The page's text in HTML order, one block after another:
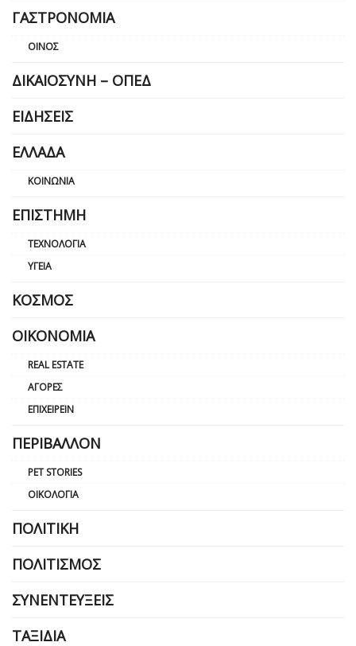
ΓΑΣΤΡΟΝΟΜΊΑ
ΟΊΝΟΣ
ΔΙΚΑΙΟΣΎΝΗ – ΟΠΕΔ
ΕΙΔΉΣΕΙΣ
ΕΛΛΆΔΑ
ΚΟΙΝΩΝΊΑ
ΕΠΙΣΤΉΜΗ
ΤΕΧΝΟΛΟΓΊΑ
ΥΓΕΊΑ
ΚΌΣΜΟΣ
ΟΙΚΟΝΟΜΊΑ
REAL ESTATE
ΑΓΟΡΈΣ
ΕΠΙΧΕΙΡΕΊΝ
ΠΕΡΙΒΆΛΛΟΝ
PET STORIES
ΟΙΚΟΛΟΓΊΑ
ΠΟΛΙΤΙΚΉ
ΠΟΛΙΤΙΣΜΌΣ
ΣΥΝΕΝΤΕΎΞΕΙΣ
ΤΑΞΊΔΙΑ